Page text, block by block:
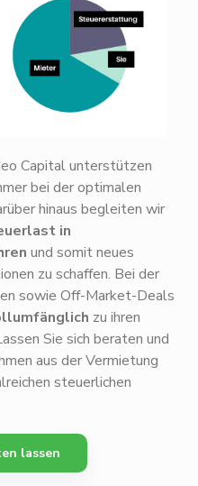
Capital unterstützen
bei der optimalen
hinaus begleiten wir
in
und somit neues
zu schaffen. Bei der
sowie Off-Market-Deals
zu ihren
Sie sich beraten und
aus der Vermietung
steuerlichen
lassen